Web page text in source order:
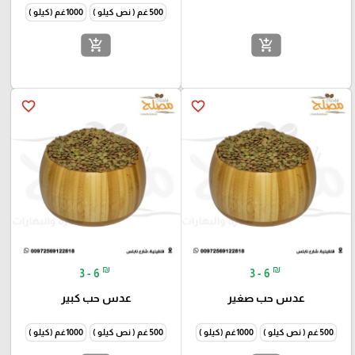
add_shopping_cart
500 غم ( نص كيلو ) 1000غم (كيلو )
add_shopping_cart
favorite_border
3 - 6 ₪
عدس حب صغير
500 غم ( نص كيلو ) 1000غم (كيلو )
favorite_border
3 - 6 ₪
عدس حب كبير
500 غم ( نص كيلو ) 1000غم (كيلو )